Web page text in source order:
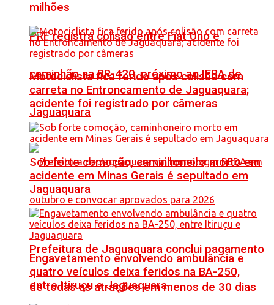
PRF registra colisão entre Fiat Uno e
caminhão na BR-420, próximo ao IFBA de
Jaguaquara
Prefeitura de Jaguaquara conclui pagamento
de todas as atrações em menos de 30 dias
milhões
Motociclista fica ferido após colisão com
carreta no Entroncamento de Jaguaquara;
acidente foi registrado por câmeras
Sob forte comoção, caminhoneiro morto em
acidente em Minas Gerais é sepultado em
Jaguaquara
Engavetamento envolvendo ambulância e
quatro veículos deixa feridos na BA-250,
entre Itiruçu e Jaguaquara